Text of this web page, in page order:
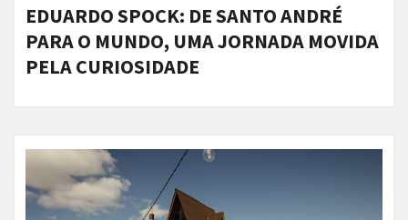
EDUARDO SPOCK: DE SANTO ANDRÉ
PARA O MUNDO, UMA JORNADA MOVIDA
PELA CURIOSIDADE